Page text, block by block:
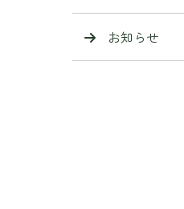
お知らせ